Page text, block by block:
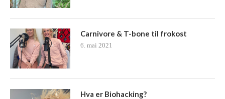
Carnivore & T-bone til frokost
6. mai 2021
Hva er Biohacking?